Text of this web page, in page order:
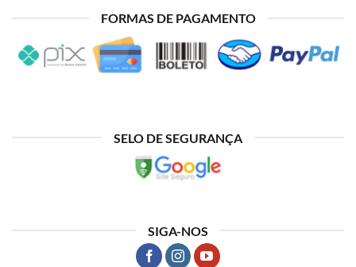
FORMAS DE PAGAMENTO
SELO DE SEGURANÇA
SIGA-NOS